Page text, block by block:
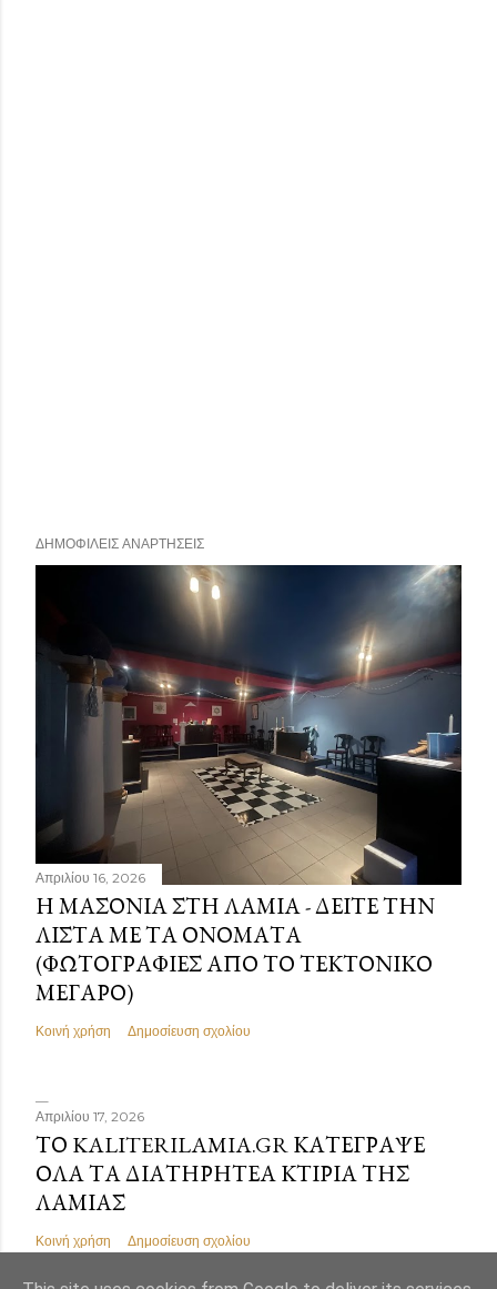
ΔΗΜΟΦΙΛΕΊΣ ΑΝΑΡΤΉΣΕΙΣ
Απριλίου 16, 2026
Η ΜΑΣΟΝΊΑ ΣΤΗ ΛΑΜΊΑ - ΔΕΊΤΕ ΤΗΝ
ΛΊΣΤΑ ΜΕ ΤΑ ΟΝΌΜΑΤΑ
(ΦΩΤΟΓΡΑΦΊΕΣ ΑΠΌ ΤΟ ΤΕΚΤΟΝΙΚΌ
ΜΈΓΑΡΟ)
Κοινή χρήση Δημοσίευση σχολίου
Απριλίου 17, 2026
ΤΟ KALITERILAMIA.GR ΚΑΤΈΓΡΑΨΕ
ΌΛΑ ΤΑ ΔΙΑΤΗΡΗΤΈΑ ΚΤΊΡΙΑ ΤΗΣ
ΛΑΜΊΑΣ
Κοινή χρήση Δημοσίευση σχολίου